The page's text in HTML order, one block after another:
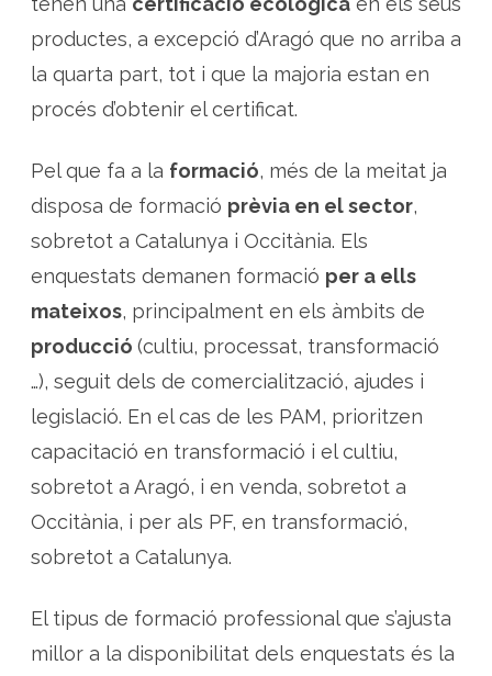
productes, a excepció d’Aragó que no arriba a
la quarta part, tot i que la majoria estan en
procés d’obtenir el certificat.
Pel que fa a la formació, més de la meitat ja
disposa de formació prèvia en el sector,
sobretot a Catalunya i Occitània. Els
enquestats demanen formació per a ells
mateixos, principalment en els àmbits de
producció (cultiu, processat, transformació
…), seguit dels de comercialització, ajudes i
legislació. En el cas de les PAM, prioritzen
capacitació en transformació i el cultiu,
sobretot a Aragó, i en venda, sobretot a
Occitània, i per als PF, en transformació,
sobretot a Catalunya.
El tipus de formació professional que s’ajusta
millor a la disponibilitat dels enquestats és la